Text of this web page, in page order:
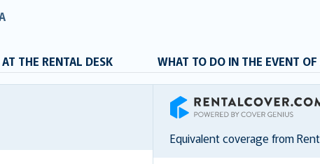
THE RENTAL DESK WHAT TO DO IN THE EVENT
RentalCover
Equivalent coverage from